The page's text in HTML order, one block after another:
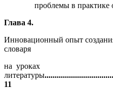
проблемы в практике
Глава 4.
Инновационный опыт
словаря
на уроках
литературы
11